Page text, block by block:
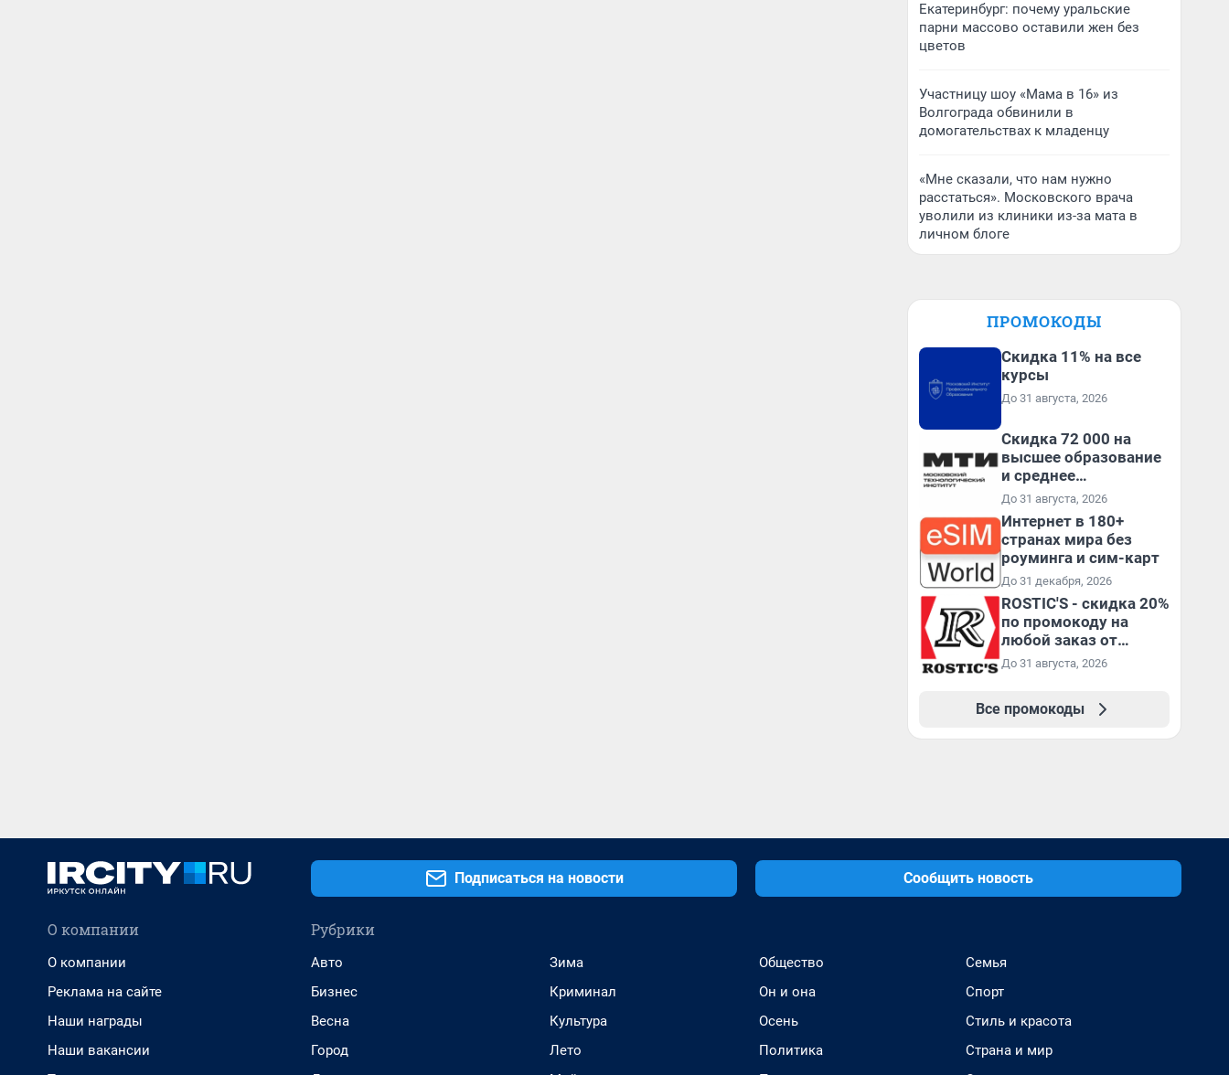
Екатеринбург: почему уральские
парни массово оставили жен без
цветов
Участницу шоу «Мама в 16» из
Волгограда обвинили в
домогательствах к младенцу
«Мне сказали, что нам нужно
расстаться». Московского врача
уволили из клиники из-за мата в
личном блоге
ПРОМОКОДЫ
Скидка 11% на все
курсы
До 31 августа, 2026
Скидка 72 000 на
высшее образование
и среднее
специальное
образование в
первый год обучения
До 31 августа, 2026
Интернет в 180+
странах мира без
роуминга и сим-карт
До 31 декабря, 2026
ROSTIC'S - скидка 20%
по промокоду на
любой заказ от
3199₽!
До 31 августа, 2026
Все промокоды
Подписаться на новости Сообщить новость
О компании
О компании
Реклама на сайте
Наши награды
Наши вакансии
Рубрики
Авто
Бизнес
Весна
Город
Зима
Криминал
Культура
Лето
Общество
Он и она
Осень
Политика
Семья
Спорт
Стиль и красота
Страна и мир